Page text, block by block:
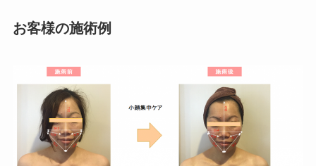
お客様の施術例